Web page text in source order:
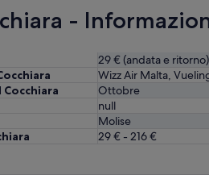
fa
-
29 € (andata e ritorno)
Wizz Air Malta,
Ottobre
null
Molise
29 € - 216 €